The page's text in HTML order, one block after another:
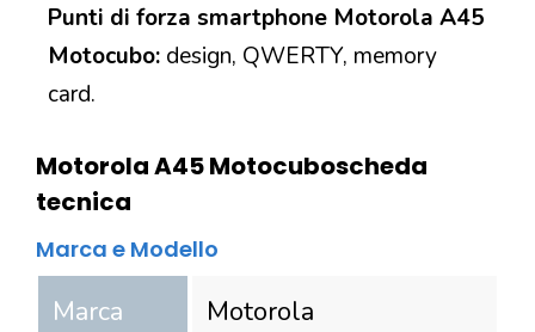
Punti di forza smartphone Motorola A45
Motocubo: design, QWERTY, memory
card.
Motorola A45 Motocuboscheda
tecnica
Marca e Modello
Marca Motorola